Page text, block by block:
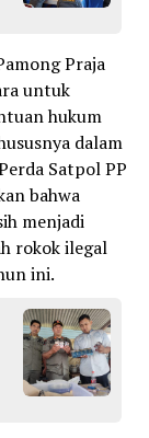
Praja
untuk
hukum
dalam
Satpol PP
bahwa
menjadi
rokok ilegal
ini.